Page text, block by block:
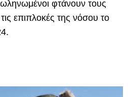
φτάνουν τους
επιπλοκές της νόσου το